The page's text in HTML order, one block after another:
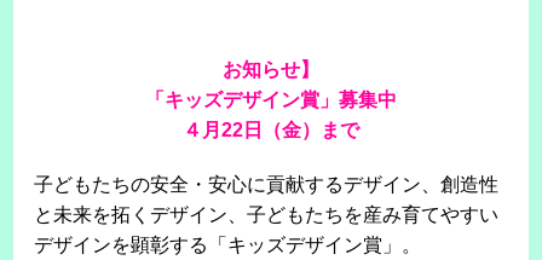
お知らせ】
「キッズデザイン賞」募集中
４月22日（金）まで
子どもたちの安全・安心に貢献するデザイン、創造性
と未来を拓くデザイン、子どもたちを産み育てやすい
デザインを顕彰する「キッズデザイン賞」。